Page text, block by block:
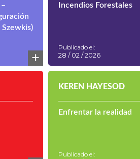
+
Publicado el:
28 / 02 / 2026